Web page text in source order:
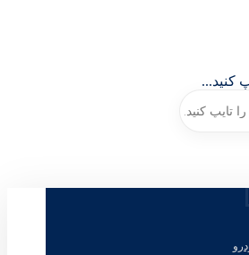
کنید...